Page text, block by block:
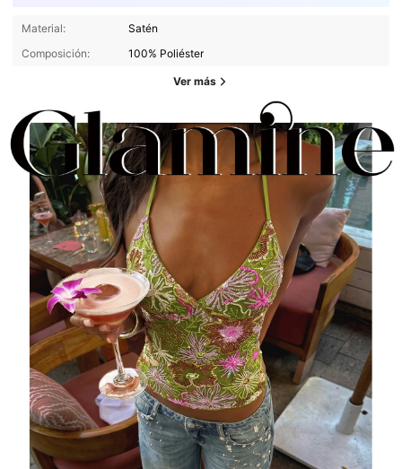
Material:
Satén
Composición:
100% Poliéster
Ver más